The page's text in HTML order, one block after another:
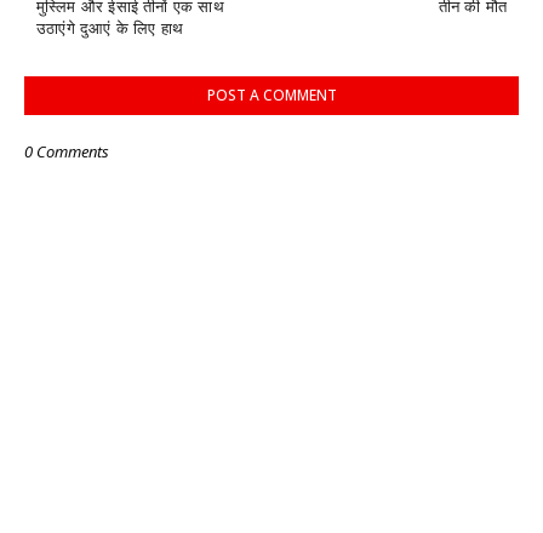
तीन की मौत
मुस्लिम और ईसाई तीनों एक साथ
उठाएंगे दुआएं के लिए हाथ
POST A COMMENT
0 Comments